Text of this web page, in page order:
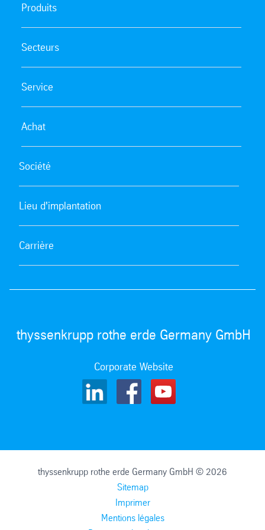
Produits
Secteurs
Service
Achat
Société
Lieu d'implantation
Carrière
thyssenkrupp rothe erde Germany GmbH
Corporate Website
thyssenkrupp rothe erde Germany GmbH © 2026
Sitemap
Imprimer
Mentions légales